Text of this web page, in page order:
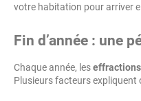
votre habitation pour arriver
Fin d’année : une
Chaque année, leseffractions
Plusieurs facteurs expliquent